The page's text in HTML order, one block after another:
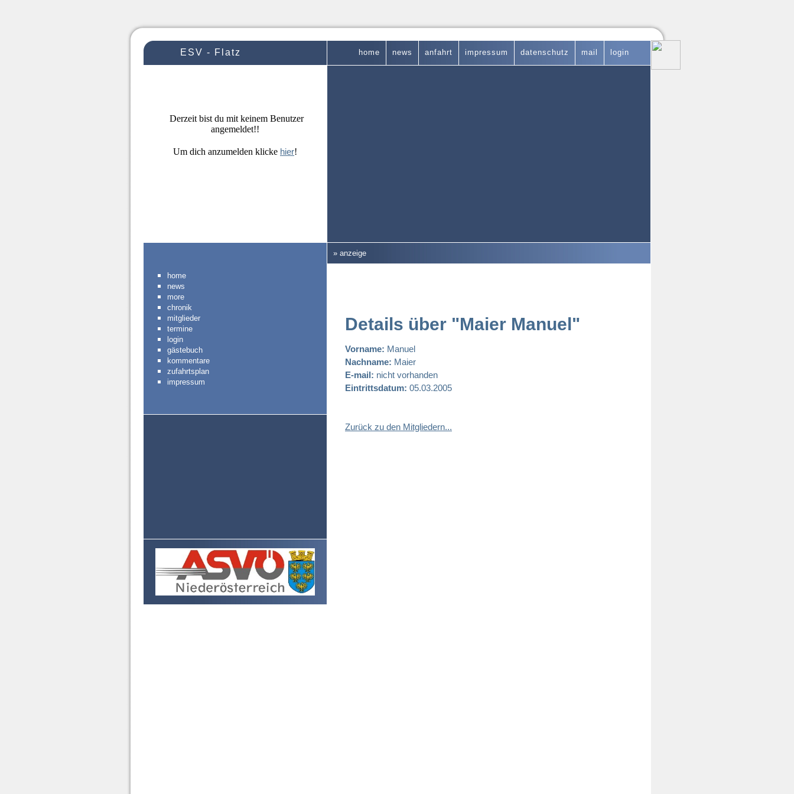
ESV - Flatz home news anfahrt impressum datenschutz mail login
Derzeit bist du mit keinem Benutzer
angemeldet!!
Um dich anzumelden klicke hier!
home
news
more
chronik
mitglieder
termine
login
gästebuch
kommentare
zufahrtsplan
impressum
» anzeige
Details über "Maier Manuel"
Vorname: Manuel
Nachname: Maier
E-mail: nicht vorhanden
Eintrittsdatum: 05.03.2005
Zurück zu den Mitgliedern...